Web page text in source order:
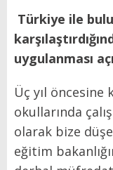
Türkiye ile
uygulanması
Üç yıl
okullarında
olarak bize
eğitim